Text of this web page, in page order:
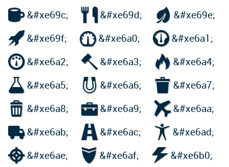
&#xe69c;  &#xe69d;  &#xe69e;
&#xe69f; &#xe6a0; &#xe6a1;
&#xe6a2;  &#xe6a3;  &#xe6a4;
 &#xe6a5;  &#xe6a6;  &#xe6a7;
 &#xe6a8; &#xe6a9; &#xe6aa;
&#xe6ab;  &#xe6ac;  &#xe6ad;
&#xe6ae;  &#xe6af; &#xe6b0;